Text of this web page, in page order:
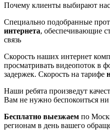
Почему клиенты выбирают нас
Специально подобранные
интернета, обеспечивающие
связь
Скорость наших интернет
просматривать видеопоток в
задержек. Скорость на тарифе
Наши ребята произведут
Вам не нужно беспокоиться
Бесплатно выезжаем по
регионам в день вашего